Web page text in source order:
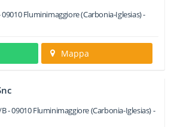
09010 Fluminimaggiore(Carbonia-Iglesias) -
Mappa
-09010Fluminimaggiore(Carbonia-Iglesias) -